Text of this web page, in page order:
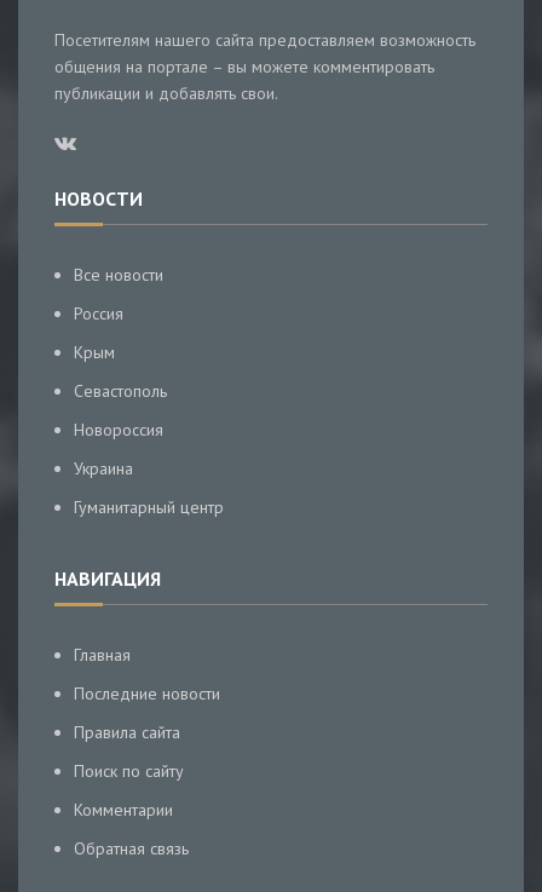
Посетителям нашего сайта предоставляем возможность
общения на портале – вы можете комментировать
публикации и добавлять свои.
НОВОСТИ
Все новости
Россия
Крым
Севастополь
Новороссия
Украина
Гуманитарный центр
НАВИГАЦИЯ
Главная
Последние новости
Правила сайта
Поиск по сайту
Комментарии
Обратная связь